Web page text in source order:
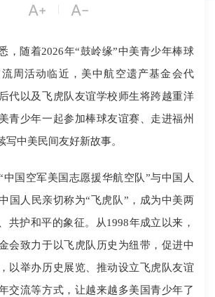
 | 
，随着2026年“鼓岭缘”中美青少年棒球
周活动临近，美中航空遗产基金会代
代以及飞虎队友谊学校师生将跨越重洋
青少年一起参加棒球友谊赛、走进福州
写中美民间友好新故事。
中国空军美国志愿援华航空队”与中国人
国人民亲切称为“飞虎队”，成为中美两
共护和平的象征。从1998年成立以来，
会致力于以飞虎队历史为纽带，促进中
以举办历史展览、推动设立飞虎队友谊
交流等方式，让越来越多美国青少年了